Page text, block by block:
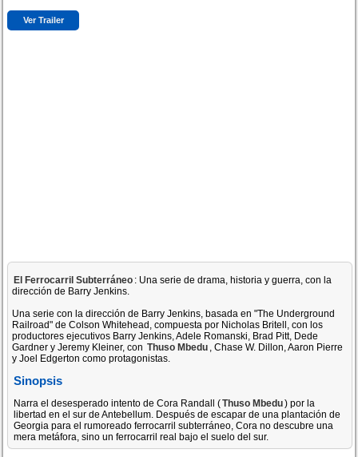
Ver Trailer
El Ferrocarril Subterráneo : Una serie de drama, historia y guerra, con la
dirección de Barry Jenkins.
Una serie con la dirección de Barry Jenkins, basada en "The Underground
Railroad" de Colson Whitehead, compuesta por Nicholas Britell, con los
productores ejecutivos Barry Jenkins, Adele Romanski, Brad Pitt, Dede
Gardner y Jeremy Kleiner, con Thuso Mbedu , Chase W. Dillon, Aaron Pierre
y Joel Edgerton como protagonistas.
Sinopsis
Narra el desesperado intento de Cora Randall (Thuso Mbedu) por la
libertad en el sur de Antebellum. Después de escapar de una plantación de
Georgia para el rumoreado ferrocarril subterráneo, Cora no descubre una
mera metáfora, sino un ferrocarril real bajo el suelo del sur.